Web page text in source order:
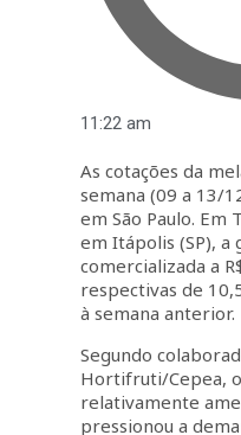
11:22 am
As cotações da
semana (09 a 13/
em São Paulo. Em
em Itápolis (SP), a
comercializada a
respectivas de
à semana anterior.
Segundo
Hortifruti/Cepea,
relativamente
pressionou a